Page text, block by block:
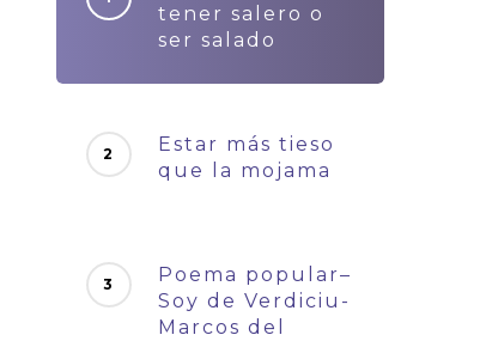
tener salero o
ser salado
Estar más tieso
que la mojama
Poema popular–
Soy de Verdiciu-
Marcos del